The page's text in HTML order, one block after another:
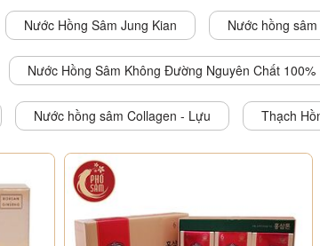
yếu sinh lý, giúp bổ gan, lợi phổi, giải nhiệt hiệu quả
Nước Hồng Sâm Jung Kian Nước hồng
Nước Hồng Sâm Không Đường Nguyên Chất 100%
Nước hồng sâm Collagen - Lựu Thạch